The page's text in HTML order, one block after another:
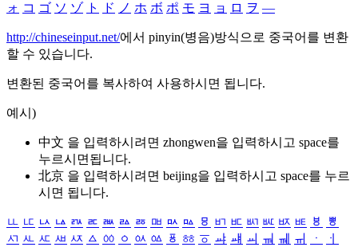
ォ コ ゴ ソ ゾ ト ド ノ ホ ボ ポ モ ヨ ョ ロ ヲ ―
http://chineseinput.net/에서 pinyin(병음)방식으로 중국어를 변환
할 수 있습니다.
변환된 중국어를 복사하여 사용하시면 됩니다.
예시)
中文 을 입력하시려면 zhongwen을 입력하시고 space를
누르시면됩니다.
北京 을 입력하시려면 beijing을 입력하시고 space를 누르
시면 됩니다.
ㅥ ㅦ ㅧ ㅨ ㅩ ㅪ ㅫ ㅬ ㅭ ㅮ ㅯ ㅰ ㅱ ㅲ ㅳ ㅴ ㅵ ㅶ ㅷ ㅸ
ㅹ
ㅺ ㅻ ㅼ ㅽ ㅾ ㅿ ㆀ ㆁ ㆂ ㆃ ㆄ ㆅ ㆆ ㆇ ㆈ ㆉ ㆊ ㆋ ㆌ ㆍ
ㆎ